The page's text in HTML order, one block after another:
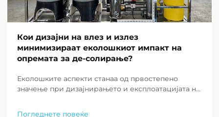
Кои дизајни на влез и излез
минимизираат еколошкиот импакт на
опремата за де-солирање?
Еколошките аспекти станаа од првостепено
значење при дизајнирањето и експлоатацијата на
светот. Како што недостатокот на вода
Погледнете повеќе